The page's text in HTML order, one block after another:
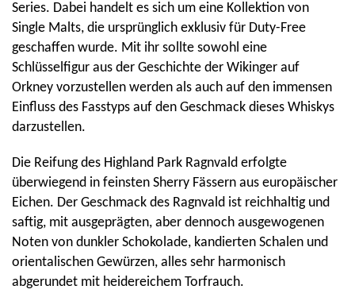
Series. Dabei handelt es sich um eine Kollektion von
Single Malts, die ursprünglich exklusiv für Duty-Free
geschaffen wurde. Mit ihr sollte sowohl eine
Schlüsselfigur aus der Geschichte der Wikinger auf
Orkney vorzustellen werden als auch auf den immensen
Einfluss des Fasstyps auf den Geschmack dieses Whiskys
darzustellen.
Die Reifung des Highland Park Ragnvald erfolgte
überwiegend in feinsten Sherry Fässern aus europäischer
Eichen. Der Geschmack des Ragnvald ist reichhaltig und
saftig, mit ausgeprägten, aber dennoch ausgewogenen
Noten von dunkler Schokolade, kandierten Schalen und
orientalischen Gewürzen, alles sehr harmonisch
abgerundet mit heidereichem Torfrauch.